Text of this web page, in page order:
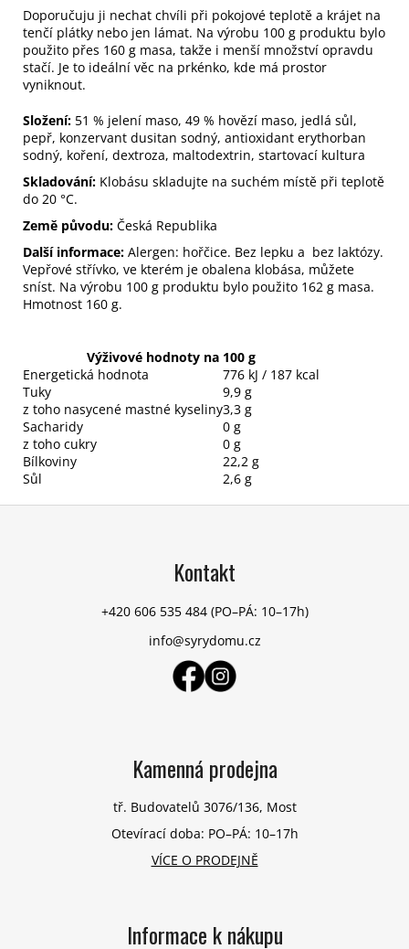
Doporučuju ji nechat chvíli při pokojové teplotě a krájet na
tenčí plátky nebo jen lámat. Na výrobu 100 g produktu bylo
použito přes 160 g masa, takže i menší množství opravdu
stačí. Je to ideální věc na prkénko, kde má prostor
vyniknout.
Složení: 51 % jelení maso, 49 % hovězí maso, jedlá sůl,
pepř, konzervant dusitan sodný, antioxidant erythorban
sodný, koření, dextroza, maltodextrin, startovací kultura
Skladování: Klobásu skladujte na suchém místě při teplotě
do 20 °C.
Země původu: Česká Republika
Další informace: Alergen: hořčice. Bez lepku a bez laktózy.
Vepřové střívko, ve kterém je obalena klobása, můžete
sníst. Na výrobu 100 g produktu bylo použito 162 g masa.
Hmotnost 160 g.
Výživové hodnoty na 100 g
Energetická hodnota
776 kJ / 187 kcal
Tuky
9,9 g
z toho nasycené mastné kyseliny3,3 g
Sacharidy
0 g
z toho cukry
0 g
Bílkoviny
22,2 g
Sůl
2,6 g
Z
Kontakt
+420 606 535 484 (PO–PÁ: 10–17h)
info@syrydomu.cz
Kamenná prodejna
tř. Budovatelů 3076/136, Most
Otevírací doba: PO–PÁ: 10–17h
VÍCE O PRODEJNĚ
Informace k nákupu